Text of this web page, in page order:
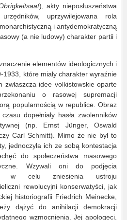
), akty nieposłuszeństwa
uprzywilejowana rola
i antydemokratyczną
(a nie ludowy) charakter partii i
elementów ideologicznych i
które miały charakter wyraźnie
zwłaszcza idee volkistowskie oparte
o rasowej supremacji
popularnością w republice. Obraz
dopełniały hasła zwolenników
(np. Ernst Jünger, Oswald
Carl Schmitt). Mimo że nie był to
jednoczyła ich ze sobą kontestacja
do społeczeństwa masowego
Wzywali oni do podjęcia
w celu zniesienia ustroju
rewolucyjni konserwatyści, jak
historiografii Friedrich Meinecke,
dążyć do anihilacji demokracji
wzmocnienia. Jej apologeci,